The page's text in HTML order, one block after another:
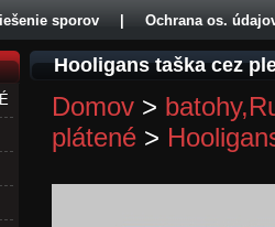
sporov Ochrana os.
Hooligans taška cez
Domov >
plátené >